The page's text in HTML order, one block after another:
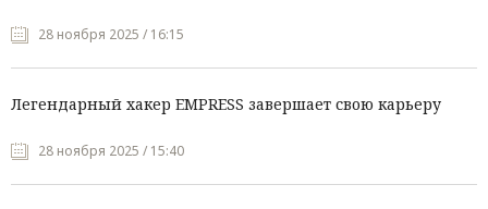
28 ноября 2025 / 16:15
Легендарный хакер EMPRESS завершает свою карьеру
28 ноября 2025 / 15:40